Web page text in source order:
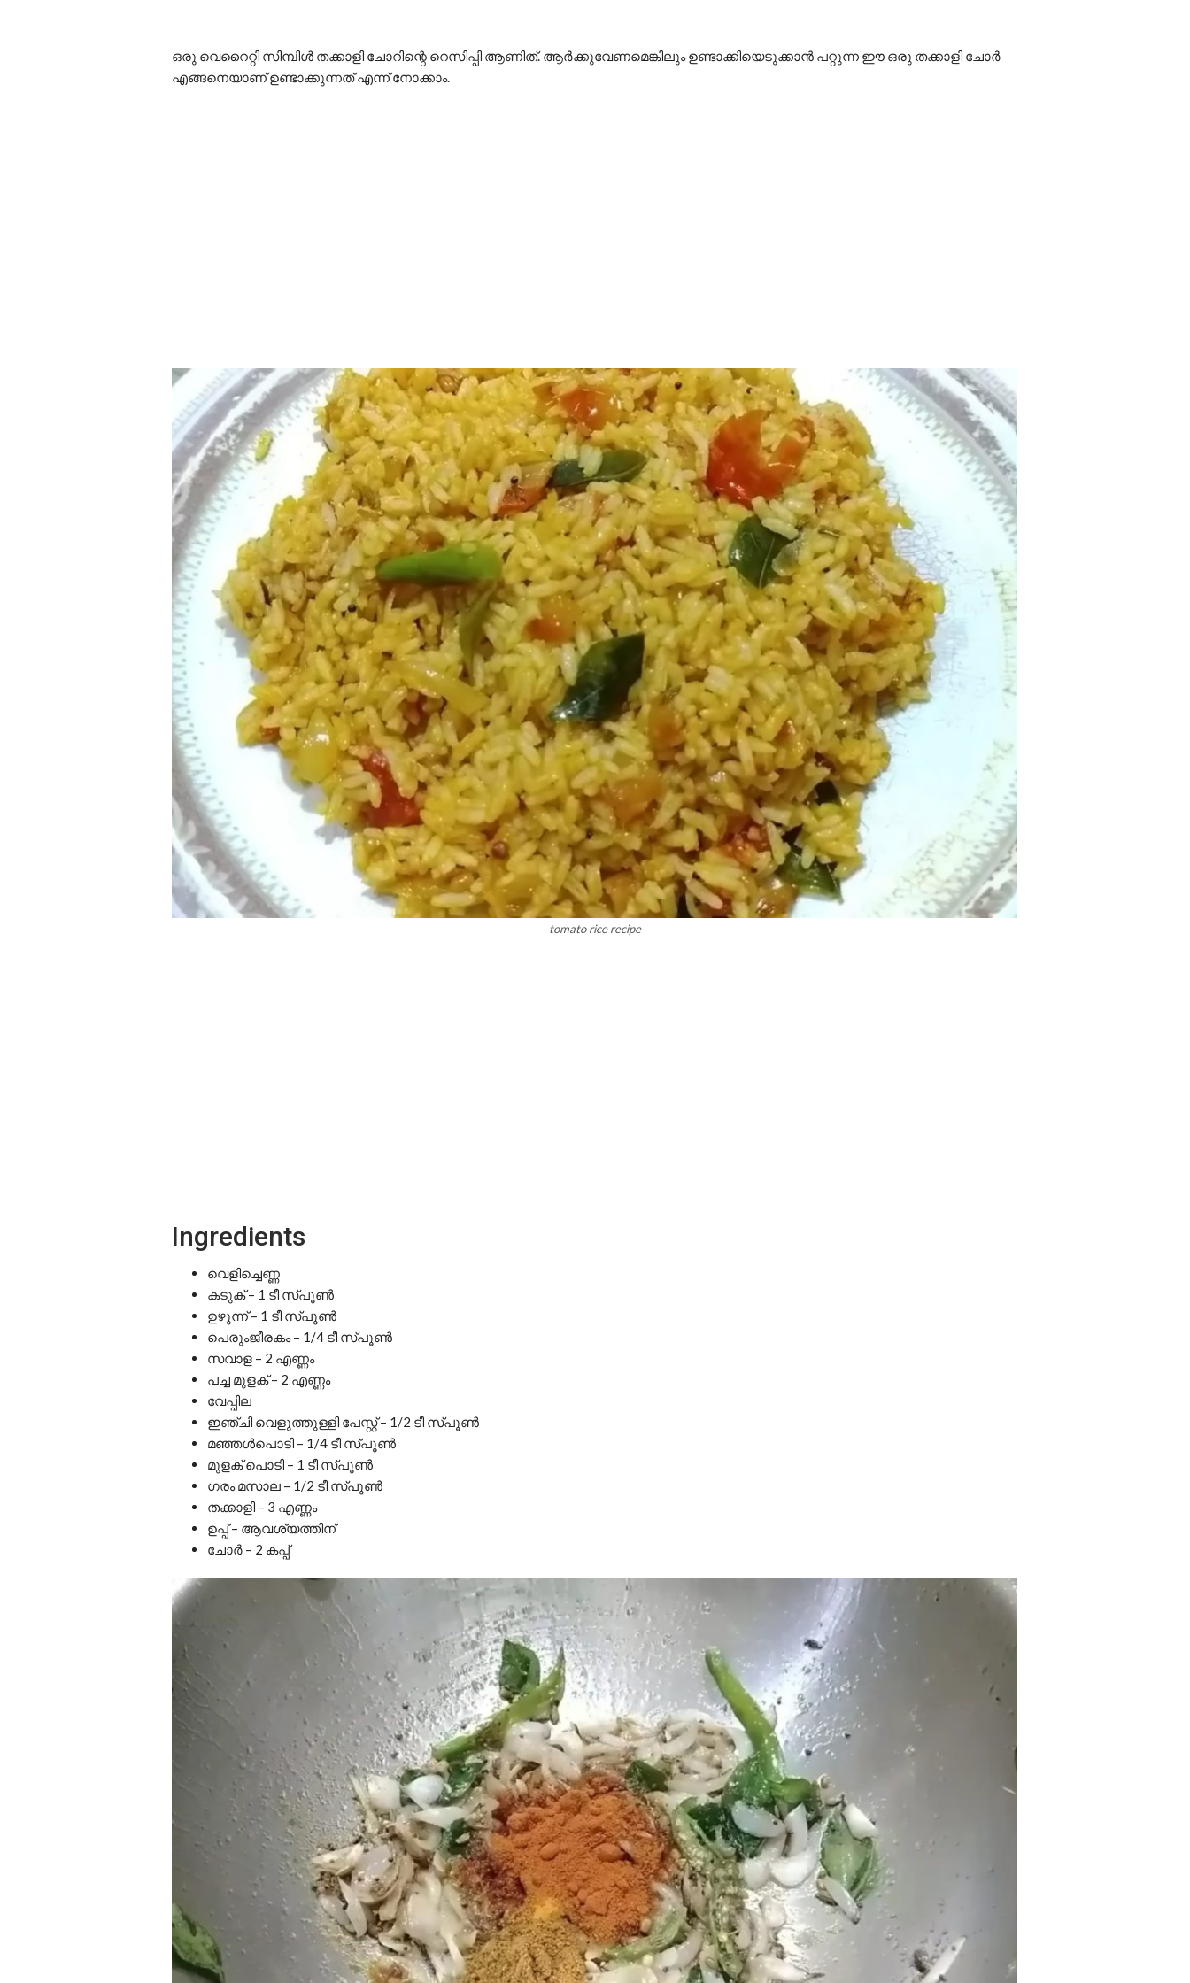
ഒരു വെറൈറ്റി സിമ്പിൾ തക്കാളി ചോറിന്റെ റെസിപ്പി ആണിത്. ആർക്കുവേണമെങ്കിലും ഉണ്ടാക്കിയെടുക്കാൻ പറ്റുന്ന ഈ ഒരു തക്കാളി ചോർ
എങ്ങനെയാണ് ഉണ്ടാക്കുന്നത് എന്ന് നോക്കാം.
tomato rice recipe
Ingredients
വെളിച്ചെണ്ണ
കടുക് – 1 ടീ സ്പൂൺ
ഉഴുന്ന് – 1 ടീ സ്പൂൺ
പെരുംജീരകം – 1/4 ടീ സ്പൂൺ
സവാള – 2 എണ്ണം
പച്ച മുളക് – 2 എണ്ണം
വേപ്പില
ഇഞ്ചി വെളുത്തുള്ളി പേസ്റ്റ് – 1/2 ടീ സ്പൂൺ
മഞ്ഞൾപൊടി – 1/4 ടീ സ്പൂൺ
മുളക് പൊടി – 1 ടീ സ്പൂൺ
ഗരം മസാല – 1/2 ടീ സ്പൂൺ
തക്കാളി – 3 എണ്ണം
ഉപ്പ് – ആവശ്യത്തിന്
ചോർ – 2 കപ്പ്